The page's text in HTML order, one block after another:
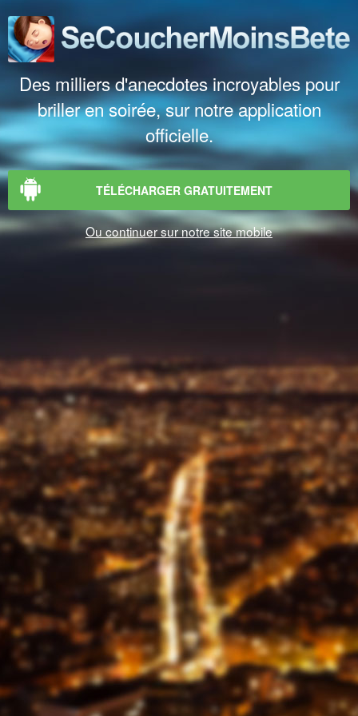
Des milliers d'anecdotes incroyables pour
briller en soirée, sur notre application
officielle.
TÉLÉCHARGER GRATUITEMENT
Ou continuer sur notre site mobile